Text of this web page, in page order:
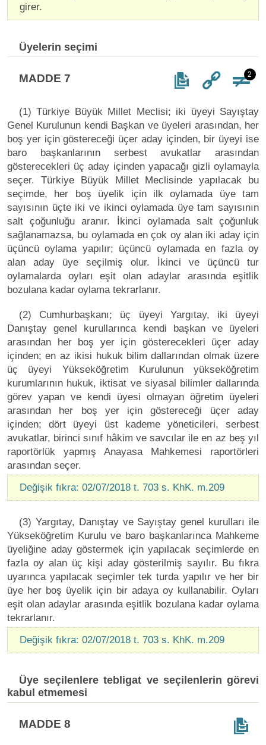
girer.
Üyelerin seçimi
MADDE 7 2
(1) Türkiye Büyük Millet Meclisi; iki üyeyi Sayıştay
Genel Kurulunun kendi Başkan ve üyeleri arasından, her
boş yer için göstereceği üçer aday içinden, bir üyeyi ise
baro başkanlarının serbest avukatlar arasından
gösterecekleri üç aday içinden yapacağı gizli oylamayla
seçer. Türkiye Büyük Millet Meclisinde yapılacak bu
seçimde, her boş üyelik için ilk oylamada üye tam
sayısının üçte iki ve ikinci oylamada üye tam sayısının
salt çoğunluğu aranır. İkinci oylamada salt çoğunluk
sağlanamazsa, bu oylamada en çok oy alan iki aday için
üçüncü oylama yapılır; üçüncü oylamada en fazla oy
alan aday üye seçilmiş olur. İkinci ve üçüncü tur
oylamalarda oyları eşit olan adaylar arasında eşitlik
bozulana kadar oylama tekrarlanır.
(2) Cumhurbaşkanı; üç üyeyi Yargıtay, iki üyeyi
Danıştay genel kurullarınca kendi başkan ve üyeleri
arasından her boş yer için gösterecekleri üçer aday
içinden; en az ikisi hukuk bilim dallarından olmak üzere
üç üyeyi Yükseköğretim Kurulunun yükseköğretim
kurumlarının hukuk, iktisat ve siyasal bilimler dallarında
görev yapan ve kendi üyesi olmayan öğretim üyeleri
arasından her boş yer için göstereceği üçer aday
içinden; dört üyeyi üst kademe yöneticileri, serbest
avukatlar, birinci sınıf hâkim ve savcılar ile en az beş yıl
raportörlük yapmış Anayasa Mahkemesi raportörleri
arasından seçer.
Değişik fıkra: 02/07/2018 t. 703 s. KhK. m.209
(3) Yargıtay, Danıştay ve Sayıştay genel kurulları ile
Yükseköğretim Kurulu ve baro başkanlarınca Mahkeme
üyeliğine aday göstermek için yapılacak seçimlerde en
fazla oy alan üç kişi aday gösterilmiş sayılır. Bu fıkra
uyarınca yapılacak seçimler tek turda yapılır ve her bir
üye her boş üyelik için bir adaya oy kullanabilir. Oyları
eşit olan adaylar arasında eşitlik bozulana kadar oylama
tekrarlanır.
Değişik fıkra: 02/07/2018 t. 703 s. KhK. m.209
Üye seçilenlere tebligat ve seçilenlerin görevi
kabul etmemesi
MADDE 8